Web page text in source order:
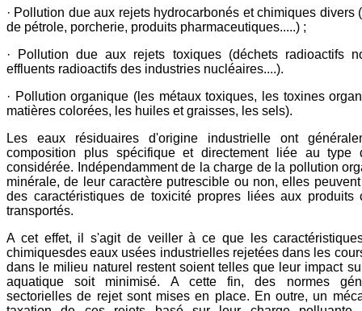
· Pollution due aux rejets hydrocarbonés et chimiques divers
de pétrole, porcherie, produits pharmaceutiques.....) ;
· Pollution due aux rejets toxiques (déchets radioactifs
effluents radioactifs des industries nucléaires....).
· Pollution organique (les métaux toxiques, les toxines
matières colorées, les huiles et graisses, les sels).
Les eaux résiduaires d'origine industrielle ont
composition plus spécifique et directement liée au type
considérée. Indépendamment de la charge de la pollution
minérale, de leur caractère putrescible ou non, elles
des caractéristiques de toxicité propres liées aux produits
transportés.
A cet effet, il s'agit de veiller à ce que les
chimiquesdes eaux usées industrielles rejetées dans les
dans le milieu naturel restent soient telles que leur impact
aquatique soit minimisé. A cette fin, des normes
sectorielles de rejet sont mises en place. En outre, un